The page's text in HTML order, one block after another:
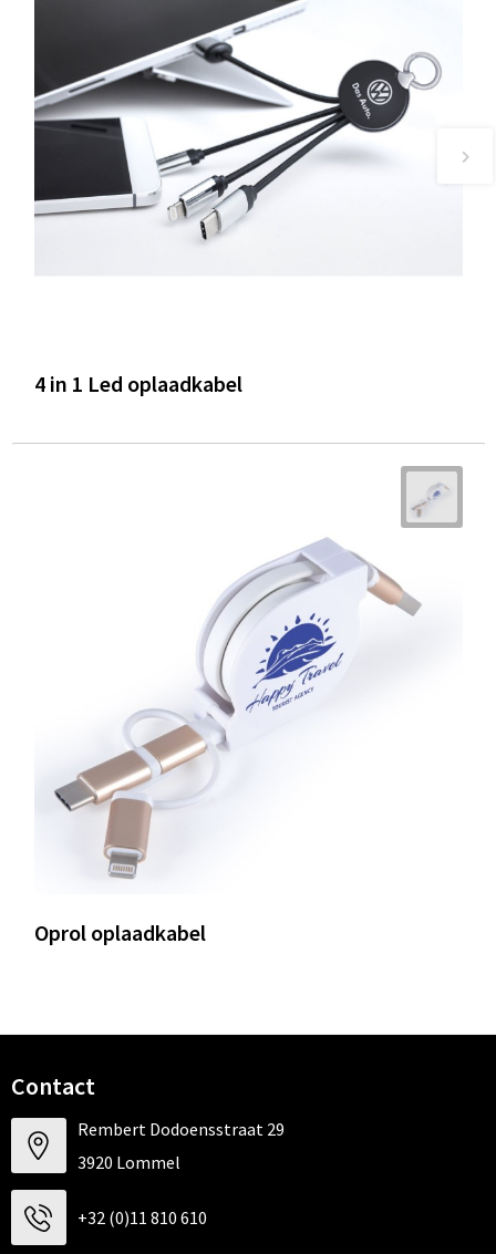
4 in 1 Led oplaadkabel
Oprol oplaadkabel
Contact
Rembert Dodoensstraat 29
3920 Lommel
+32 (0)11 810 610